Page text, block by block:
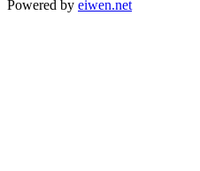
Powered by eiwen.net